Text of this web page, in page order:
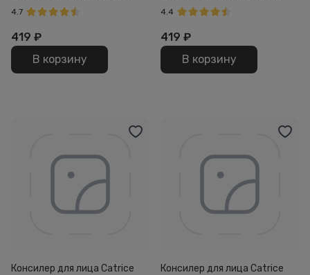
4.7
419 ₽
В корзину
4.4
419 ₽
В корзину
Консилер для лица Catrice
Консилер для лица Catrice